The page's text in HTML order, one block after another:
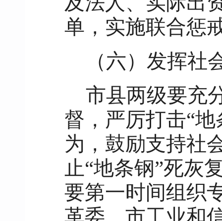
单，实施联合惩
（六）发挥社
市县两级要充
督，严厉打击“
为，鼓励支持社
止“地条钢”死灰
要第一时间组织